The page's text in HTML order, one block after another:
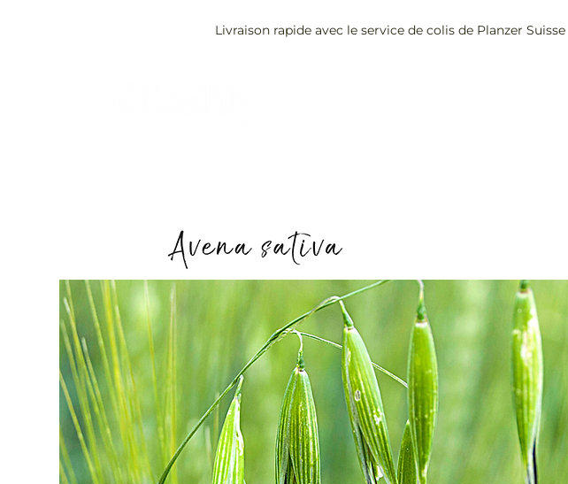
Livraison rapide avec le service de colis de Planzer Suisse